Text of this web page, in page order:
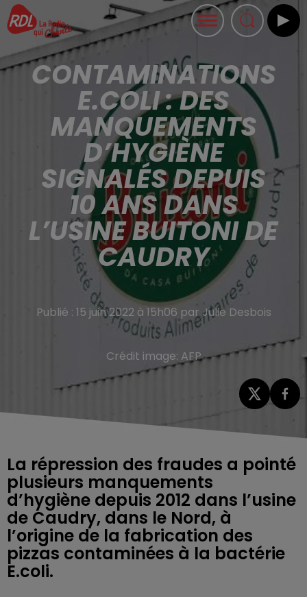
CONTAMINATIONS
E.COLI : DES
MANQUEMENTS
D’HYGIÈNE
SIGNALÉS DEPUIS
10 ANS DANS
L’USINE BUITONI DE
CAUDRY
Publié : 15 juin 2022 à 15h06 par Julie Desbois
Crédit image: AFP
La répression des fraudes a pointé
plusieurs manquements
d’hygiène depuis 2012 dans l’usine
de Caudry, dans le Nord, à
l’origine de la fabrication des
pizzas contaminées à la bactérie
E.coli.